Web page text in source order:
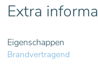
Extra
Eigenschappen
Brandvertragend